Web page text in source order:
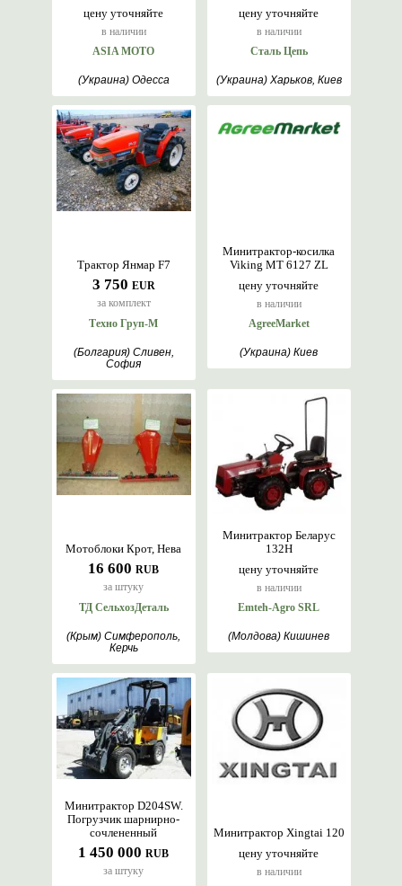
цену уточняйте
в наличии
ASIA MOTO
(Украина) Одесса
цену уточняйте
в наличии
Сталь Цепь
(Украина) Харьков, Киев
3 750 EUR
за комплект
Трактор Янмар F7
Техно Груп-М
(Болгария) Сливен,
София
цену уточняйте
в наличии
Минитрактор-косилка
Viking MT 6127 ZL
AgreeMarket
(Украина) Киев
16 600 RUB
за штуку
Мотоблоки Крот, Нева
ТД СельхозДеталь
(Крым) Симферополь,
Керчь
цену уточняйте
в наличии
Минитрактор Беларус
132Н
Emteh-Agro SRL
(Молдова) Кишинев
1 450 000 RUB
за штуку
Минитрактор D204SW.
Погрузчик шарнирно-
сочлененный
цену уточняйте
в наличии
Минитрактор Xingtai 120